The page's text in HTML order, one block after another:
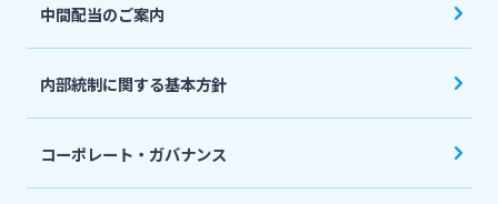
English
中間配当のご案内
内部統制に関する基本方針
コーポレート・ガバナンス